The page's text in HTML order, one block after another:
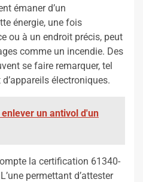
émaner d’un
énergie, une fois
ou à un endroit précis, peut
comme un incendie. Des
se faire remarquer, tel
électroniques.
un antivol d'un
la certification 61340-
permettant d’attester